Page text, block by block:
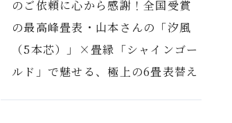
のご依頼に心から感謝！全国受賞
の最高峰畳表・山本さんの「汐風
（5本芯）」×畳縁「シャインゴー
ルド」で魅せる、極上の6畳表替え